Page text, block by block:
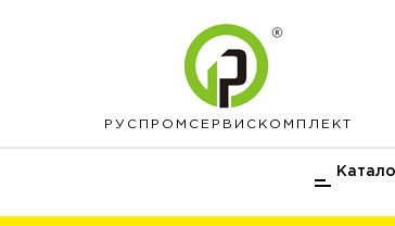
РУСПРОМ СЕРВИСКОМПЛЕКТ